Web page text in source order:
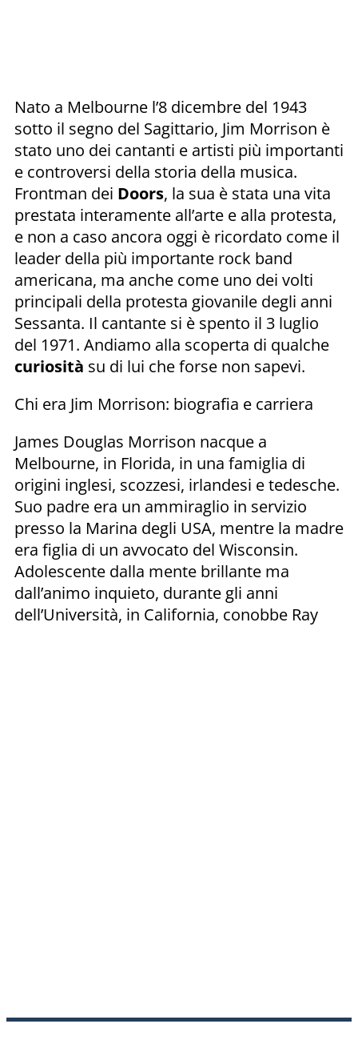
Nato a Melbourne l’8 dicembre del 1943
sotto il segno del Sagittario, Jim Morrison è
stato uno dei cantanti e artisti più importanti
e controversi della storia della musica.
Frontman dei Doors, la sua è stata una vita
prestata interamente all’arte e alla protesta,
e non a caso ancora oggi è ricordato come il
leader della più importante rock band
americana, ma anche come uno dei volti
principali della protesta giovanile degli anni
Sessanta. Il cantante si è spento il 3 luglio
del 1971. Andiamo alla scoperta di qualche
curiosità su di lui che forse non sapevi.
Chi era Jim Morrison: biografia e carriera
James Douglas Morrison nacque a
Melbourne, in Florida, in una famiglia di
origini inglesi, scozzesi, irlandesi e tedesche.
Suo padre era un ammiraglio in servizio
presso la Marina degli USA, mentre la madre
era figlia di un avvocato del Wisconsin.
Adolescente dalla mente brillante ma
dall’animo inquieto, durante gli anni
dell’Università, in California, conobbe Ray